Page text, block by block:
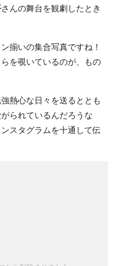
さんの舞台を観劇したとき
揃いの集合写真ですね！
を覗いているのが、もの
熱心な日々を送るととも
られているんだろうな
スタグラムを十通して伝